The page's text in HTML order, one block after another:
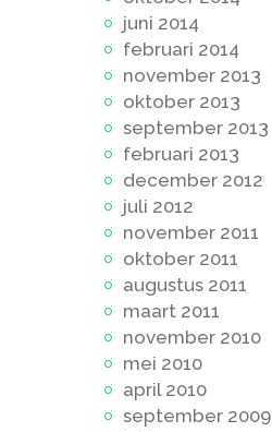
juni 2014
februari 2014
november 2013
oktober 2013
september 2013
februari 2013
december 2012
juli 2012
november 2011
oktober 2011
augustus 2011
maart 2011
november 2010
mei 2010
april 2010
september 2009